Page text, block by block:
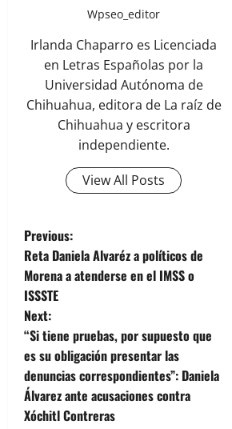
Wpseo_editor
Irlanda Chaparro es Licenciada
en Letras Españolas por la
Universidad Autónoma de
Chihuahua, editora de La raíz de
Chihuahua y escritora
independiente.
View All Posts
P
o
s
t
n
a
Previous:
Reta Daniela Alvaréz a políticos de
Morena a atenderse en el IMSS o
ISSSTE
Next:
“Si tiene pruebas, por supuesto que
es su obligación presentar las
denuncias correspondientes”: Daniela
Álvarez ante acusaciones contra
Xóchitl Contreras